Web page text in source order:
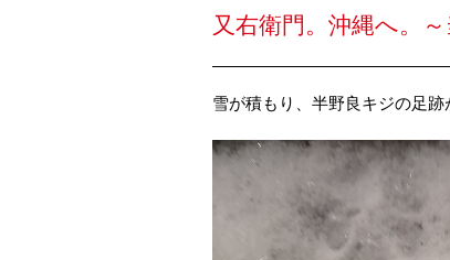
又右衛門。沖縄へ。
雪が積もり、半野良キジの足跡